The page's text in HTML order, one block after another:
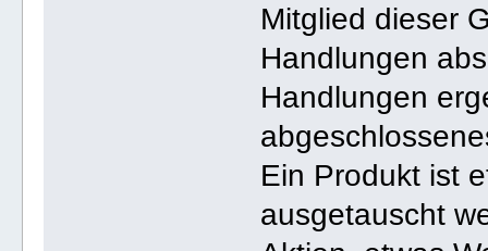
Mitglied dieser
Handlungen
Handlungen
Ein Produkt ist
ausgetauscht